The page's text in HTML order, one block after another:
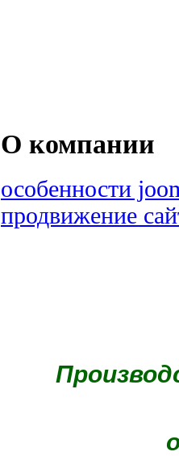
О компании
особенности
продвижение